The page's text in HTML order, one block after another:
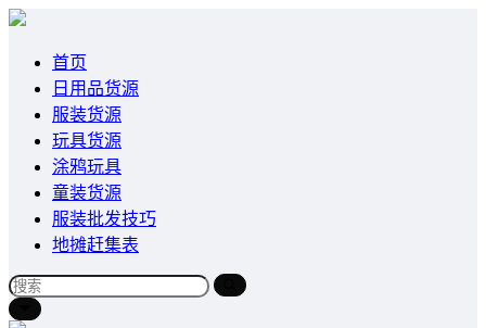
首页
日用品货源
服装货源
玩具货源
涂鸦玩具
童装货源
服装批发技巧
地摊赶集表